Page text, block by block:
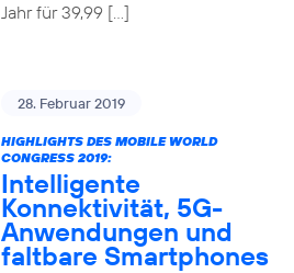
Jahr für 39,99 […]
28. Februar 2019
HIGHLIGHTS DES MOBILE WORLD
CONGRESS 2019:
Intelligente
Konnektivität, 5G-
Anwendungen und
faltbare Smartphones